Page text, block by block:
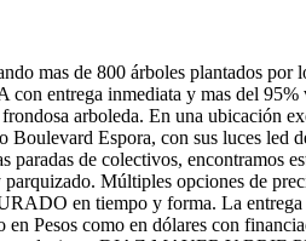
mas de 800 árboles plantados
entrega inmediata y mas del
arboleda. En una ubicación
Espora, con sus luces
de colectivos,
parquizado. Múltiples opciones de
en tiempo y forma. La entrega
Pesos como en dólares con